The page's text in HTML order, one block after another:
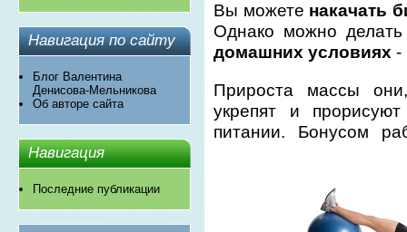
Навигация по сайту
Блог Валентина
Денисова-Мельникова
Об авторе сайта
Навигация
Последние публикации
Вы можете накачать
Однако можно
домашних условиях-
Прироста массы
укрепят и
питании. Бонусом